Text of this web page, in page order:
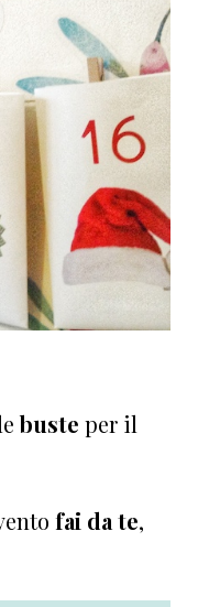
buste per il
fai da te,